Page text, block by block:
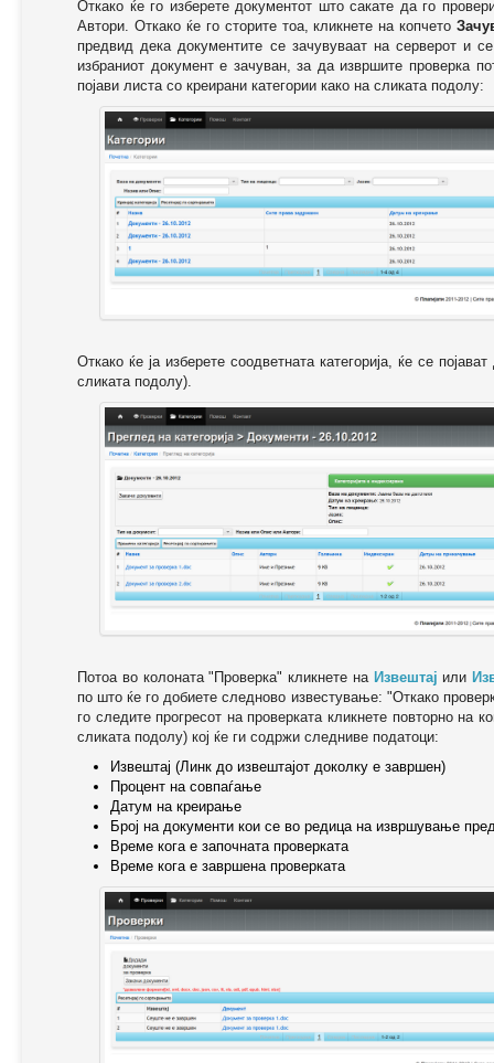
Откако ќе го изберете документот што сакате да го
Автори. Откако ќе го сторите тоа, кликнете на копчето
предвид дека документите се зачувуваат на серверот и
избраниот документ е зачуван, за да извршите проверка
појави листа со креирани категории како на сликата подолу:
Откако ќе ја изберете соодветната категорија, ќе се
сликата подолу).
Потоа во колоната "Проверка" кликнете на Извештај или
по што ќе го добиете следново известување: "Oткако
го следите прогресот на проверката кликнете повторно на
сликата подолу) кој ќе ги содржи следниве податоци:
Извештај (Линк до извештајот доколку е завршен)
Процент на совпаѓање
Датум на креирање
Број на документи кои се во редица на извршување
Време кога е започната проверката
Време кога е завршена проверката